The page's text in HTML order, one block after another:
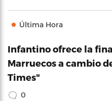
Última Hora
Infantino ofrece la
Marruecos a cambio
Times"
0